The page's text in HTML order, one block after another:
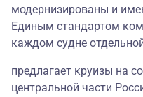
модернизированы и
Единым стандартом
каждом судне
предлагает круизы на
центральной части